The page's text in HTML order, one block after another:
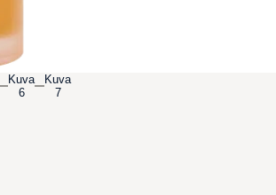
Kuva
6
Kuva
7